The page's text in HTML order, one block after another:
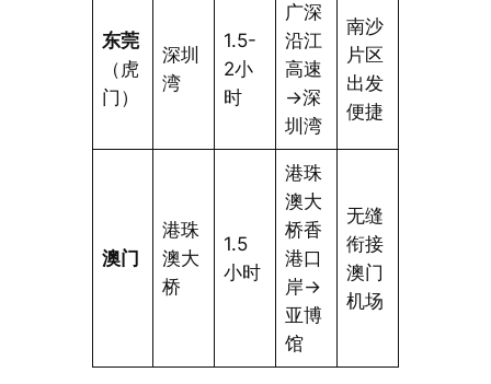
东莞
（虎
门）
深圳
湾
1.5-
2小
时
广深
沿江
高速
→深
圳湾
南沙
片区
出发
便捷
澳门
港珠
澳大
桥
1.5
小时
港珠
澳大
桥香
港口
岸→
亚博
馆
无缝
衔接
澳门
机场